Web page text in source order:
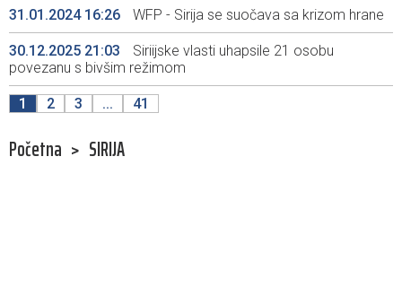
31.01.2024 16:26 WFP - Sirija se suočava sa krizom hrane
30.12.2025 21:03
Siriijske vlasti uhapsile 21 osobu
povezanu s bivšim režimom
1 2 3 ... 41
Početna > SIRIJA